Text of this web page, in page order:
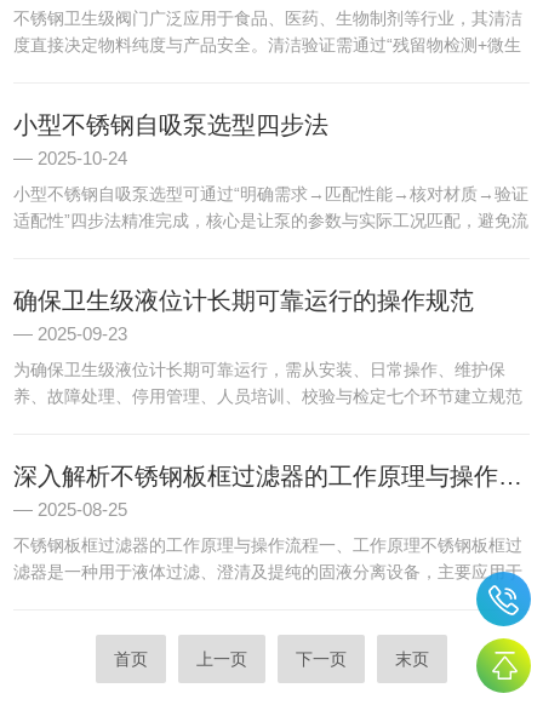
不锈钢卫生级阀门广泛应用于食品、医药、生物制剂等行业，其清洁
度直接决定物料纯度与产品安全。清洁验证需通过“残留物检测+微生
小型不锈钢自吸泵选型四步法
2025-10-24
小型不锈钢自吸泵选型可通过“明确需求→匹配性能→核对材质→验证
适配性”四步法精准完成，核心是让泵的参数与实际工况匹配，避免流
确保卫生级液位计长期可靠运行的操作规范
2025-09-23
为确保卫生级液位计长期可靠运行，需从安装、日常操作、维护保
养、故障处理、停用管理、人员培训、校验与检定七个环节建立规范
深入解析不锈钢板框过滤器的工作原理与操作流程
2025-08-25
不锈钢板框过滤器的工作原理与操作流程一、工作原理不锈钢板框过
滤器是一种用于液体过滤、澄清及提纯的固液分离设备，主要应用于
制药、化工等领域的液体处理流程。其工作原理相对简单而高效：物
液（或浮液）用泵送入滤机的每个密闭的滤室，在工作压力的作用
首页 上一页 下一页 末页